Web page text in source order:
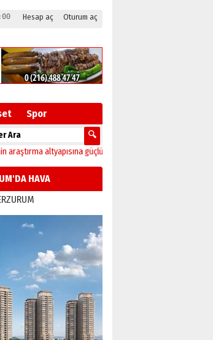
Hesap aç Oturum aç
Spor
altyapısına güçlü onay
HAVA
Esat BİNDESEN
BÖLGEYE AÇILAN SESİ
09 Ağustos 2026 Pazar